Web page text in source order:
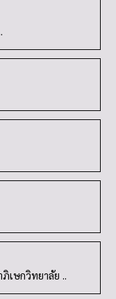
ษกวิทยาลัย ..